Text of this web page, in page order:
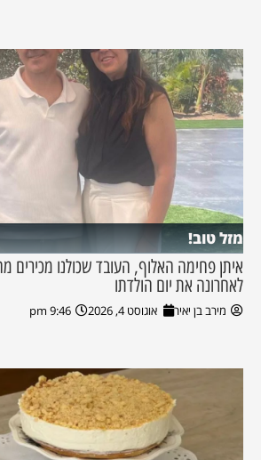
מזל טוב!
איתן פחימה האלוף, העובד שכולנו
לאחרונה את יום הולדתו
מירב בן יאיר אוגוסט 4, 2026 9:46 pm